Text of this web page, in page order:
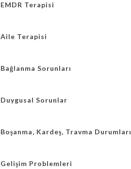
EMDR Terapisi
Aile Terapisi
Bağlanma Sorunları
Duygusal Sorunlar
Boşanma, Kardeş, Travma Durumları
Gelişim Problemleri